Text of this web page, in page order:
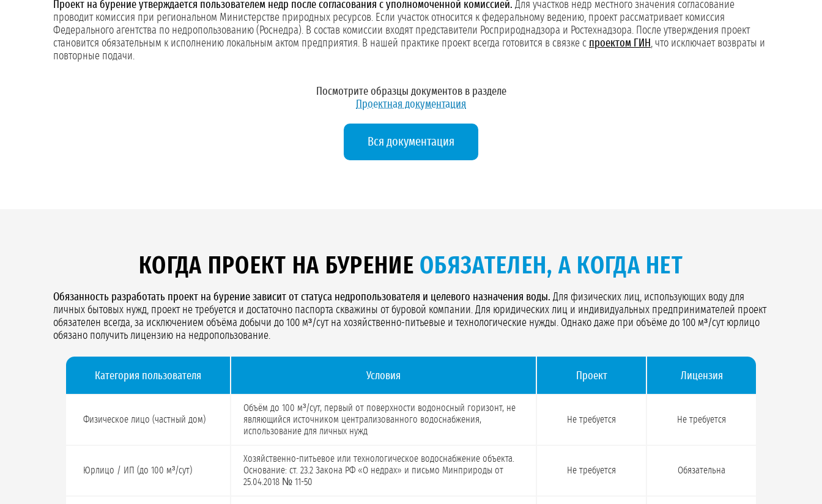
Проект на бурение утверждается пользователем недр после согласования с уполномоченной комиссией. Для участков недр местного значения согласование
проводит комиссия при региональном Министерстве природных ресурсов. Если участок относится к федеральному ведению, проект рассматривает комиссия
Федерального агентства по недропользованию (Роснедра). В состав комиссии входят представители Росприроднадзора и Ростехнадзора. После утверждения проект
становится обязательным к исполнению локальным актом предприятия. В нашей практике проект всегда готовится в связке с проектом ГИН , что исключает возвраты и
повторные подачи.
Посмотрите образцы документов в разделе
Проектная документация
Вся документация
КОГДА ПРОЕКТ НА БУРЕНИЕ ОБЯЗАТЕЛЕН, А КОГДА НЕТ
Обязанность разработать проект на бурение зависит от статуса недропользователя и целевого назначения воды. Для физических лиц, использующих воду для
личных бытовых нужд, проект не требуется и достаточно паспорта скважины от буровой компании. Для юридических лиц и индивидуальных предпринимателей проект
обязателен всегда, за исключением объёма добычи до 100 м³/сут на хозяйственно-питьевые и технологические нужды. Однако даже при объёме до 100 м³/сут юрлицо
обязано получить лицензию на недропользование.
Категория пользователя Условия Проект Лицензия
Физическое лицо (частный дом)
Объём до 100 м³/сут, первый от поверхности водоносный горизонт, не
являющийся источником централизованного водоснабжения,
использование для личных нужд
Не требуется Не требуется
Юрлицо / ИП (до 100 м³/сут)
Хозяйственно-питьевое или технологическое водоснабжение объекта.
Основание: ст. 23.2 Закона РФ «О недрах» и письмо Минприроды от
25.04.2018 № 11-50
Не требуется Обязательна